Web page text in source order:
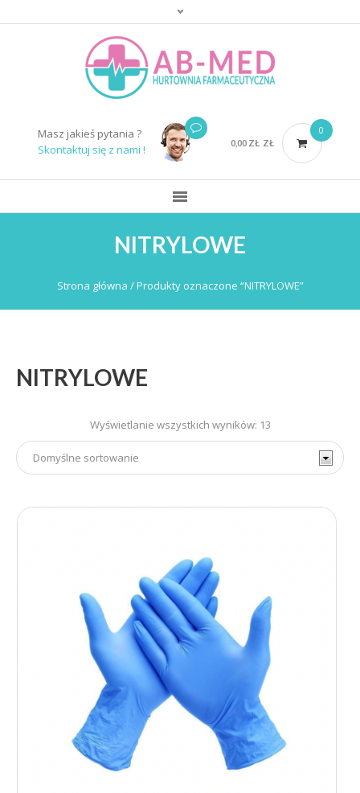
Masz jakieś pytania ?
Skontaktuj się z nami !
0,00 ZŁ ZŁ
0
NITRYLOWE
Strona główna / Produkty oznaczone “NITRYLOWE”
NITRYLOWE
Wyświetlanie wszystkich wyników: 13